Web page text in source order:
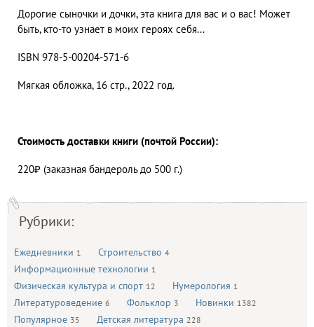
Рубрики:
Ежедневники 1 Строительство 4
Информационные технологии 1
Физическая культура и спорт 12 Нумерология 1
Литературоведение 6 Фольклор 3 Новинки 1382
Популярное 35 Детская литература 228
Дорогие сыночки и дочки, эта книга для вас и о вас! Может
быть, кто-то узнает в моих героях себя...
ISBN 978-5-00204-571-6
Мягкая обложка, 16 стр., 2022 год.
Стоимость доставки книги (почтой России):
220₽ (заказная бандероль до 500 г.)